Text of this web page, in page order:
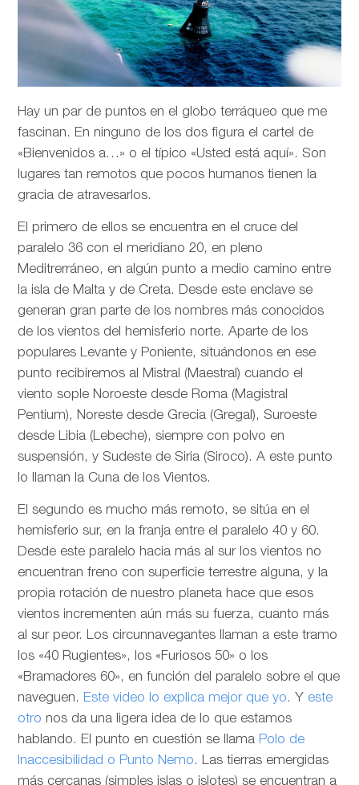
Hay un par de puntos en el globo terráqueo que me
fascinan. En ninguno de los dos figura el cartel de
«Bienvenidos a…» o el típico «Usted está aquí». Son
lugares tan remotos que pocos humanos tienen la
gracia de atravesarlos.
El primero de ellos se encuentra en el cruce del
paralelo 36 con el meridiano 20, en pleno
Meditrerráneo, en algún punto a medio camino entre
la isla de Malta y de Creta. Desde este enclave se
generan gran parte de los nombres más conocidos
de los vientos del hemisferio norte. Aparte de los
populares Levante y Poniente, situándonos en ese
punto recibiremos al Mistral (Maestral) cuando el
viento sople Noroeste desde Roma (Magistral
Pentium), Noreste desde Grecia (Gregal), Suroeste
desde Libia (Lebeche), siempre con polvo en
suspensión, y Sudeste de Siria (Siroco). A este punto
lo llaman la Cuna de los Vientos.
El segundo es mucho más remoto, se sitúa en el
hemisferio sur, en la franja entre el paralelo 40 y 60.
Desde este paralelo hacia más al sur los vientos no
encuentran freno con superficie terrestre alguna, y la
propia rotación de nuestro planeta hace que esos
vientos incrementen aún más su fuerza, cuanto más
al sur peor. Los circunnavegantes llaman a este tramo
los «40 Rugientes», los «Furiosos 50» o los
«Bramadores 60», en función del paralelo sobre el que
naveguen. Este video lo explica mejor que yo. Y este
otro nos da una ligera idea de lo que estamos
hablando. El punto en cuestión se llama Polo de
Inaccesibilidad o Punto Nemo. Las tierras emergidas